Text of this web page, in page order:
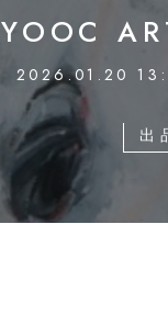
YOOC
2026.01.20
出